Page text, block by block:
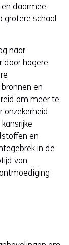
daarmee
grotere schaal
naar
door hogere
en
om meer te
onzekerheid
en
in de
van